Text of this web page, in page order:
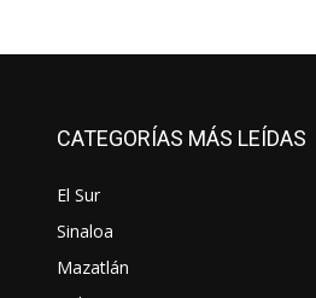
CATEGORÍAS MÁS LEÍDAS
El Sur
Sinaloa
Mazatlán